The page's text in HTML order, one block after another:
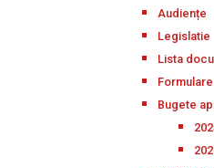
Audiențe
Legislatie
Lista
Formulare
Bugete